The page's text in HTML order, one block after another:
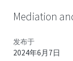
Mediation
发布于
2024年6月7日